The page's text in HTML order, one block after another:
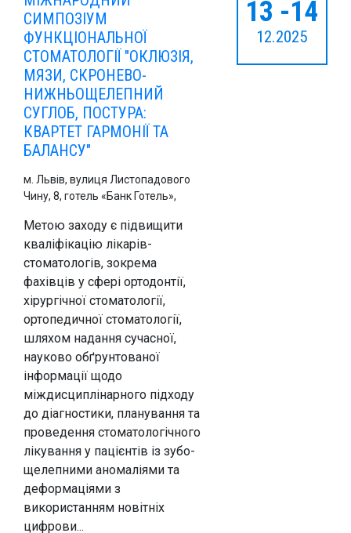
СИМПОЗІУМ
ФУНКЦІОНАЛЬНОЇ
СТОМАТОЛОГІЇ "ОКЛЮЗІЯ,
МЯЗИ, СКРОНЕВО-
НИЖНЬОЩЕЛЕПНИЙ
СУГЛОБ, ПОСТУРА:
КВАРТЕТ ГАРМОНІЇ ТА
БАЛАНСУ"
м. Львів, вулиця Листопадового
Чину, 8, готель «Банк Готель»,
Метою заходу є підвищити
кваліфікацію лікарів-
стоматологів, зокрема
фахівців у сфері ортодонтії,
хірургічної стоматології,
ортопедичної стоматології,
шляхом надання сучасної,
науково обґрунтованої
інформації щодо
міждисциплінарного підходу
до діагностики, планування та
проведення стоматологічного
лікування у пацієнтів із зубо-
щелепними аномаліями та
деформаціями з
використанням новітніх
цифрови...
13 -14
12.2025